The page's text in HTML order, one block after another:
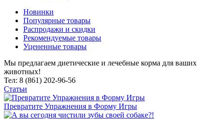
Новинки
Популярные товары
Распродажи и скидки
Рекомендуемые товары
Уцененные товары
Мы предлагаем диетические и лечебные корма для ваших
животных!
Тел: 8 (861) 202-96-56
Статьи
Превратите Упражнения в Форму Игры